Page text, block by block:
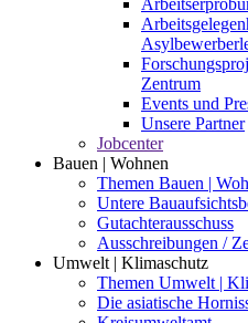
Zentrum
Events und
Unsere Partner
Jobcenter
Bauen | Wohnen
Themen Bauen |
Untere
Gutachterausschuss
Ausschreibungen /
Umwelt | Klimaschutz
Themen Umwelt |
Die asiatische